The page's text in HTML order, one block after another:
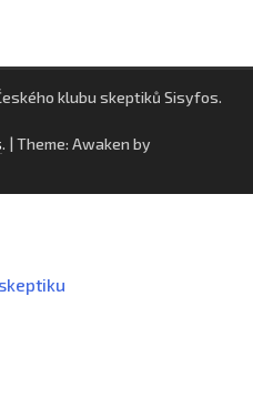
klubu skeptiků Sisyfos.
. | Theme: Awaken by